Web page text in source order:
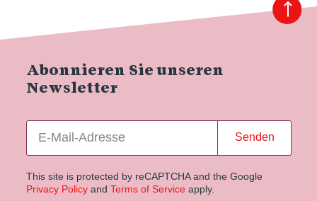
Abonnieren Sie unseren
Newsletter
Senden
This site is protected by reCAPTCHA and the Google
Privacy Policyand Terms of Service apply.